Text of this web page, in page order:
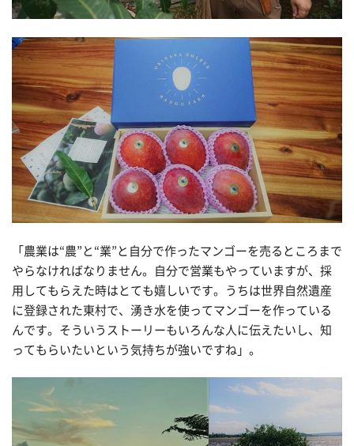
「農業は“農”と“業”と自分で作ったマンゴーを売るところまで
やらなければなりません。自分で営業もやっていますが、採
用してもらえた時はとても嬉しいです。うちは世界自然遺産
に登録された東村で、湧き水を使ってマンゴーを作っている
んです。そういうストーリーもいろんな人に伝えたいし、知
ってもらいたいという気持ちが強いですね」。